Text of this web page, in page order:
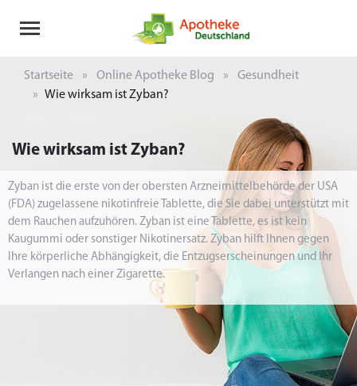
Startseite Online Apotheke Blog
Gesundheit
Wie wirksam ist Zyban?
Wie wirksam ist Zyban?
Zyban ist die erste von der obersten Arzneimittelbehörde der USA
(FDA) zugelassene nikotinfreie Tablette, die Sie dabei unterstützt mit
dem Rauchen aufzuhören. Zyban ist eine Tablette, es ist kein
Kaugummi oder sonstiger Nikotinersatz. Zyban hilft Ihnen gegen
Ihre körperliche Abhängigkeit, die Entzugserscheinungen und Ihr
Verlangen nach einer Zigarette.